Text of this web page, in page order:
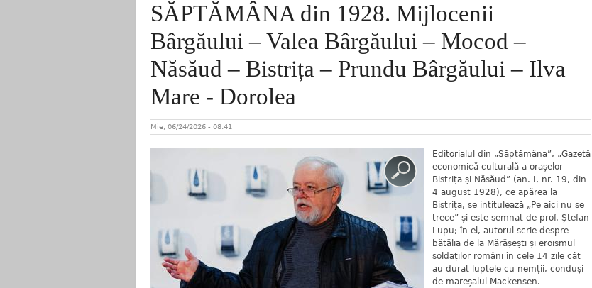
SĂPTĂMÂNA din 1928. Mijlocenii
Bârgăului – Valea Bârgăului – Mocod –
Năsăud – Bistrița – Prundu Bârgăului – Ilva
Mare - Dorolea
Mie, 06/24/2026 - 08:41
Editorialul din „Săptămâna”, „Gazetă
economică-culturală a orașelor
Bistrița și Năsăud” (an. I, nr. 19, din
4 august 1928), ce apărea la
Bistrița, se intitulează „Pe aici nu se
trece” și este semnat de prof. Ștefan
Lupu; în el, autorul scrie despre
bătălia de la Mărășești și eroismul
soldaților români în cele 14 zile cât
au durat luptele cu nemții, conduși
de mareșalul Mackensen.